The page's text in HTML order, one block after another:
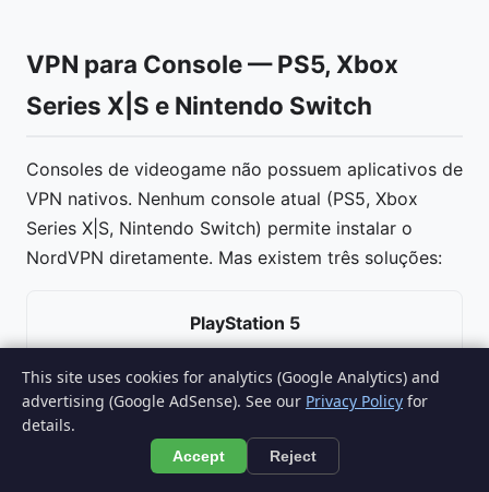
VPN para Console — PS5, Xbox
Series X|S e Nintendo Switch
Consoles de videogame não possuem aplicativos de
VPN nativos. Nenhum console atual (PS5, Xbox
Series X|S, Nintendo Switch) permite instalar o
NordVPN diretamente. Mas existem três soluções:
PlayStation 5
Xbox Series X|S
Roteador VPN ou compartilhamento via PC
This site uses cookies for analytics (Google Analytics) and
advertising (Google AdSense). See our Privacy Policy for
details.
Accept Reject